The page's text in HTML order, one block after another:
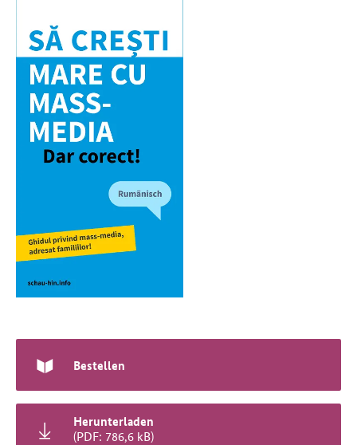
Bestellen
Herunterladen
(PDF: 786,6 kB)